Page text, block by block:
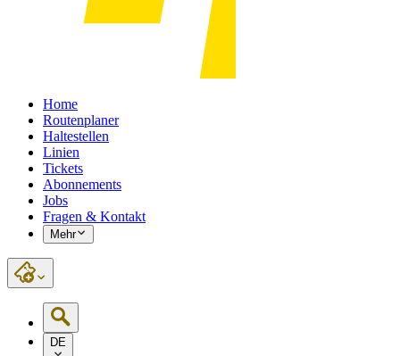
Home
Routenplaner
Haltestellen
Linien
Tickets
Abonnements
Jobs
Fragen & Kontakt
Mehr
DE